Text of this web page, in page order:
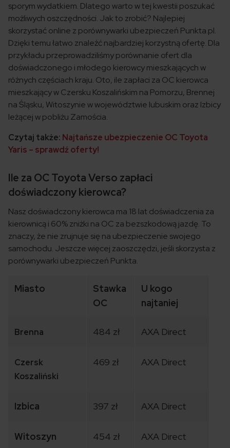
sporym wydatkiem. Dlatego warto w tej kwestii poszukać
możliwych oszczędności. Jak to zrobić? Najlepiej
skorzystać online z porównywarki ubezpieczeń Punkta.pl.
Dzięki temu łatwo znaleźć najbardziej korzystną ofertę. Dla
przykładu przeprowadziliśmy porównanie ofert dla
doświadczonego i młodego kierowcy mieszkających w
różnych częściach kraju. Oto, ile zapłaci za OC kierowca
mieszkający w Czersku Koszalińskim na Pomorzu, Brennej
na Śląsku, Witoszynie w województwie lubuskim oraz Izbicy
leżącej w pobliżu Zamościa.
Czytaj także: Najtańsze ubezpieczenie OC Toyota
Yaris – sprawdź oferty!
Ile za OC Toyota Verso zapłaci
doświadczony kierowca?
Nasz doświadczony kierowca ma 18 lat doświadczenia za
kierownicą i 60% zniżki na OC za bezszkodową jazdę. To
znaczy, że nie zrujnuje się na ubezpieczenie swojego
samochodu. Jeszcze więcej zaoszczędzi, jeśli skorzysta z
porównywarki ubezpieczeń Punkta.
Miasto
Stawka
OC
U kogo
najtaniej
Brenna 484 zł AXA Direct
Czersk
Koszaliński
469 zł AXA Direct
Izbica 397 zł AXA Direct
Witoszyn 454 zł AXA Direct